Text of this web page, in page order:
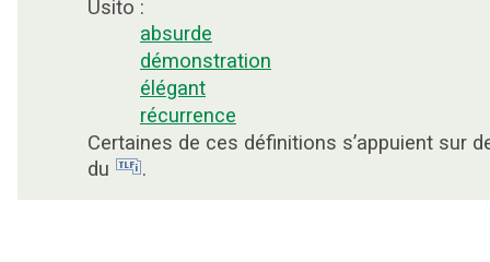
Usito :
absurde
démonstration
élégant
récurrence
Certaines de ces définitions s’appuient sur
du
.